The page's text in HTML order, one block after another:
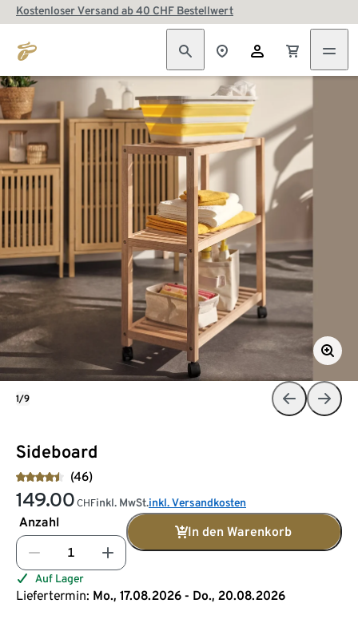
Kostenloser Versand ab 40 CHF Bestellwert
Sideboard
(46)
149.00 CHFinkl. MwSt.inkl. Versandkosten
Anzahl
In den Warenkorb
Auf Lager
Liefertermin: Mo., 17.08.2026 - Do., 20.08.2026
1/9